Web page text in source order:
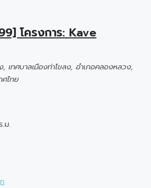
โครงการ: Kave
เทศบาลเมืองท่าโขลง, อำเภอคลองหลวง,
ไทย
ม.